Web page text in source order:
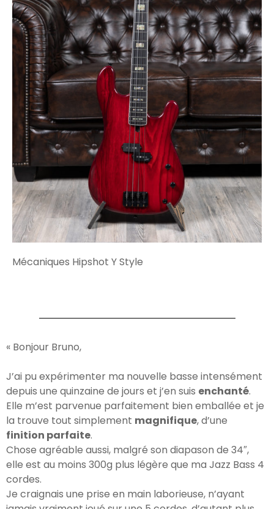
Mécaniques Hipshot Y Style
« Bonjour Bruno,
J’ai pu expérimenter ma nouvelle basse intensément
depuis une quinzaine de jours et j’en suis enchanté.
Elle m’est parvenue parfaitement bien emballée et je
la trouve tout simplement magnifique, d’une
finition parfaite.
Chose agréable aussi, malgré son diapason de 34″,
elle est au moins 300g plus légère que ma Jazz Bass 4
cordes.
Je craignais une prise en main laborieuse, n’ayant